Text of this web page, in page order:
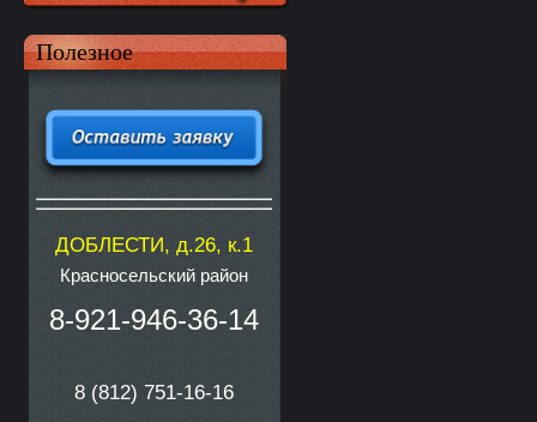
Полезное
ДОБЛЕСТИ, д.26, к.1
Красносельский район
8-921-946-36-14
8 (812) 751-16-16